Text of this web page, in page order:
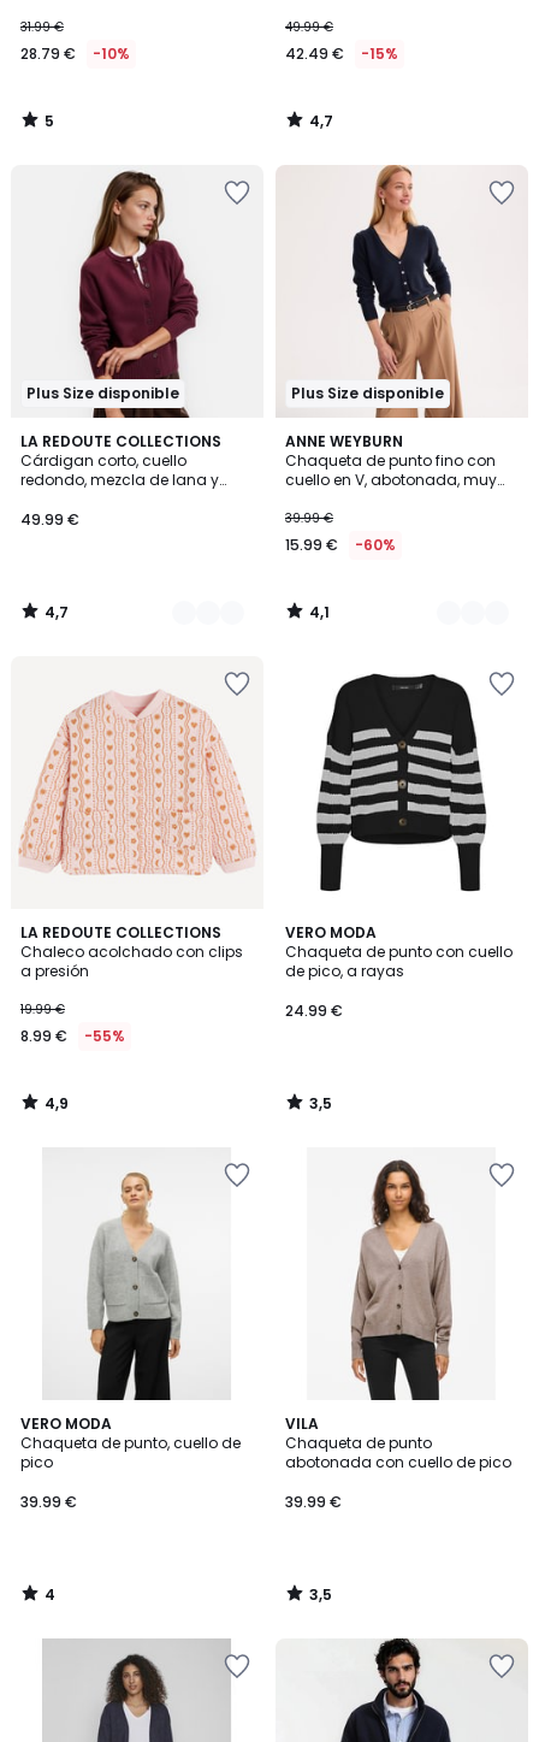
31.99 €
28.79 € -10%
5
/
49.99 €
42.49 € -15%
4,7
/
Plus Size disponible
LA REDOUTE COLLECTIONS
Cárdigan corto, cuello
redondo, mezcla de lana y
49.99 €
4,7
/ 5
2
Colores
4,7
/
Plus Size disponible
ANNE WEYBURN
Chaqueta de punto fino con
cuello en V, abotonada, muy
39.99 €
15.99 € -60%
4,1
/ 5
2
Colores
4,1
/
LA REDOUTE COLLECTIONS
Chaleco acolchado con clips
a presión
19.99 €
8.99 € -55%
4,9
/ 5
4,9
/
VERO MODA
Chaqueta de punto con cuello
de pico, a rayas
24.99 €
3,5
/ 5
3,5
/
VERO MODA
Chaqueta de punto, cuello de
pico
39.99 €
4
/
5
4
/
VILA
Chaqueta de punto
abotonada con cuello de pico
39.99 €
3,5
/ 5
3,5
/